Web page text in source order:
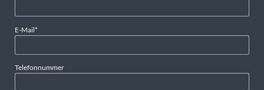
Pflichtfeld
E-Mail*
Telefonnummer